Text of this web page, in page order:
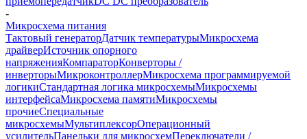
-
Микросхема питания
Тактовый генераторДатчик температурыМикросхема
драйверИсточник опорного
напряженияКомпараторКонверторы /
инверторыМикроконтроллерМикросхема программируемой
логикиСтандартная логика микросхемыМикросхемы
интерфейсаМикросхема памятиМикросхемы
прочиеСпециальные
микросхемыМультиплексорОперационный
усилительПанельки для микросхемПереключатели /